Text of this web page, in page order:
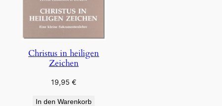
Christus in heiligen
Zeichen
19,95€
In den Warenkorb